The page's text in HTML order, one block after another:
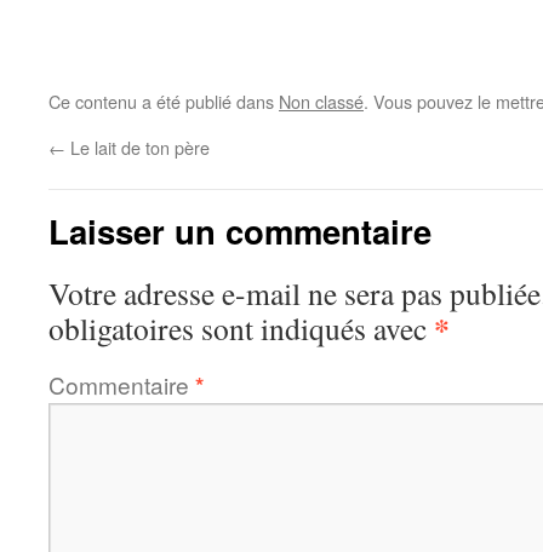
Ce contenu a été publié dans Non classé. Vous pouvez le
← Le lait de ton père
Laisser un commentaire
Votre adresse e-mail ne sera pas
obligatoires sont indiqués avec *
Commentaire *